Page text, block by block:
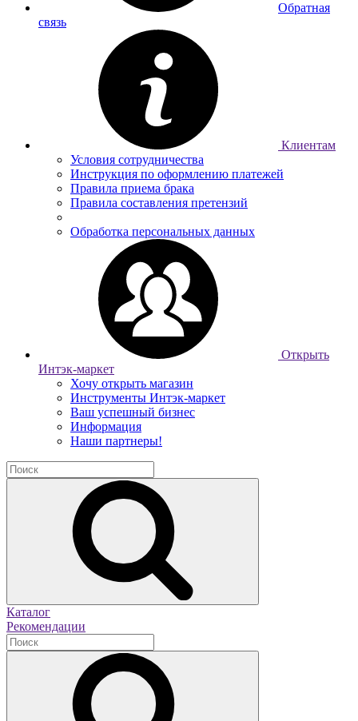
Обратная
связь
Клиентам
Условия сотрудничества
Инструкция по оформлению платежей
Правила приема брака
Правила составления претензий
Обработка персональных данных
Открыть
Интэк-маркет
Хочу открыть магазин
Инструменты Интэк-маркет
Ваш успешный бизнес
Информация
Наши партнеры!
Каталог
Рекомендации